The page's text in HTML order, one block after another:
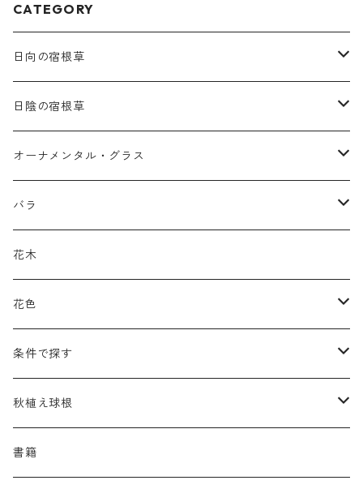
CATEGORY
日向の宿根草
ア行
アガパンツス
アキレア
アストランティア
アデノフォラ
カ行
カラミンタ
カルタ
クランベ
サ行
サルウィア
サングイソルバ
タ行
タナケツム
タリクトルム
ナ行
ネペタ
ハ行
パエオニア
バプティシア
マ行
ムクゲニア
ラ行
日陰の宿根草
ア行
アクタエア
アコニツム
アルンクス
カ行
ギボウシ
キレンゲショウマ
タ行
ティアレラ
ドイツスズラン
ハ行
ブルネラ
プルモナリア
マ行
メルテンシア
ラ行
ランプロカプノス
シダ類
オーナメンタル・グラス
ア行
エリムス
カ行
カスマンティウム
カレクス
サ行
スティパ
セスレリア
タ行
デスカンプシア
ハ行
ハコネクロア
マ行
バラ
原種類
ハマナシの交配種（HRg）
ランブラー
クライマー
半つる
花木
花色
黒
青
緑
条件で探す
蜜源植物
グランドカバーにも良い植物
秋植え球根
アリウム
書籍